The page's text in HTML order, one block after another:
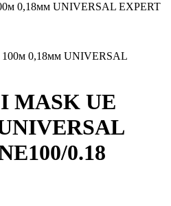
0,18мм UNIVERSAL EXPERT
MASK UE
0.18